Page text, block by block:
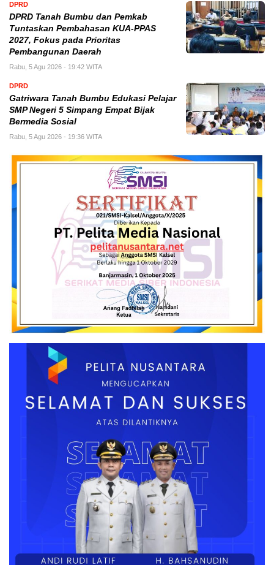
DPRD
DPRD Tanah Bumbu dan Pemkab
Tuntaskan Pembahasan KUA-PPAS
2027, Fokus pada Prioritas
Pembangunan Daerah
Rabu, 5 Agu 2026 - 19:42 WITA
DPRD
Gatriwara Tanah Bumbu Edukasi Pelajar
SMP Negeri 5 Simpang Empat Bijak
Bermedia Sosial
Rabu, 5 Agu 2026 - 19:36 WITA